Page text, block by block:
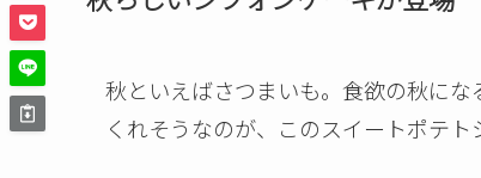
秋といえばさつまいも。食欲の秋に
くれそうなのが、このスイートポテト